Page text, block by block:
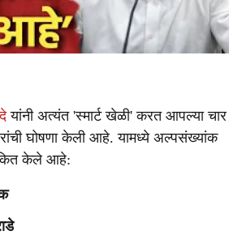
यांनी अत्यंत 'स्मार्ट खेळी' करत आपल्या चार
घोषणा केली आहे. यामध्ये अल्पसंख्यांक
केले आहे: